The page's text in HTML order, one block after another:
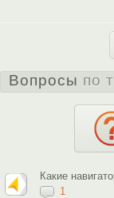
Вопросы по
Какие
1